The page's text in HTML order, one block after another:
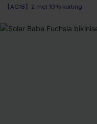
【AG18】2 met 10% korting